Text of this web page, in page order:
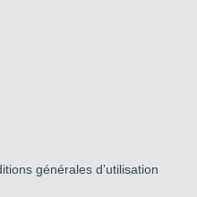
générales d’utilisation